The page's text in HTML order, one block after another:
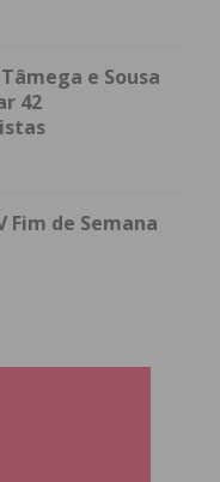
e Sousa
42
Fim de Semana